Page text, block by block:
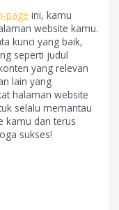
page ini, kamu
website kamu.
kunci yang baik,
seperti judul
yang relevan
lain yang
halaman website
selalu memantau
kamu dan terus
sukses!